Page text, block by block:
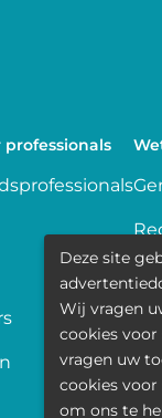
Deze site
Wij vragen
cookies voor
vragen uw
cookies voor
om ons te